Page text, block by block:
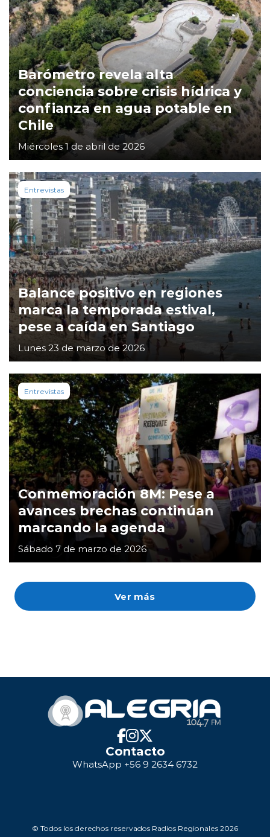
Ver más
Barómetro revela alta
conciencia sobre crisis hídrica y
confianza en agua potable en
Chile
Miércoles 1 de abril de 2026
Entrevistas
Balance positivo en regiones
marca la temporada estival,
pese a caída en Santiago
Lunes 23 de marzo de 2026
Entrevistas
Conmemoración 8M: Pese a
avances brechas continúan
marcando la agenda
Sábado 7 de marzo de 2026
Contacto
WhatsApp +56 9 2634 6732
© Todos los derechos reservados Radios Regionales 2026